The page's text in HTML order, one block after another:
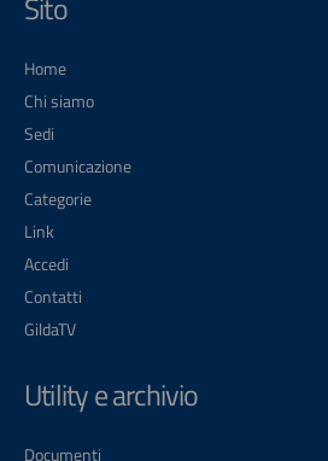
Home
Chi siamo
Sedi
Comunicazione
Categorie
Link
Accedi
Contatti
GildaTV
Utility e archivio
Documenti